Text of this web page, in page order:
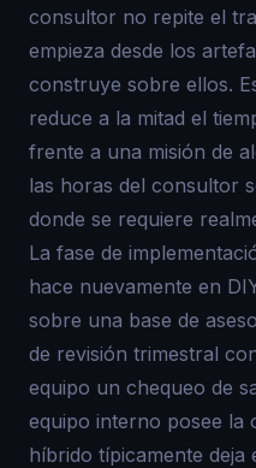
consultor no repite el
empieza desde los
construye sobre ellos.
reduce a la mitad el
frente a una misión de
las horas del consultor
donde se requiere
La fase de
hace nuevamente en
sobre una base de
de revisión trimestral
equipo un chequeo de
equipo interno posee la
híbrido típicamente